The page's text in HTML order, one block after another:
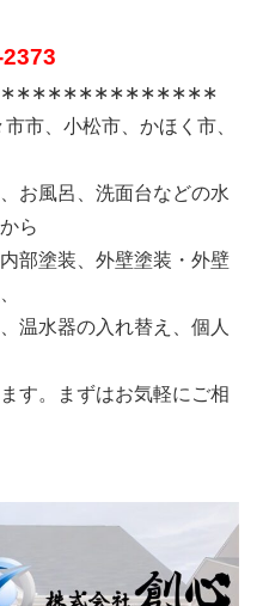
市、小松市、かほく市、
お風呂、洗面台などの水
ら
部塗装、外壁塗装・外壁
温水器の入れ替え、個人
す。まずはお気軽にご相